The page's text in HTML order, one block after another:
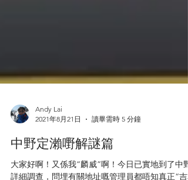
2021年8月21日
讀畢需時 5 分鐘
中野定瀨嘢解謎篇